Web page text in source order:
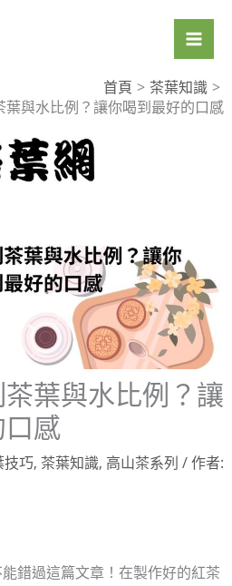
首頁
茶葉知識
葉與水比例？讓你喝到最好的口感
葉與水比例？讓
感
技巧, 茶葉知識, 高山茶系列 / 作者:
錯過這篇文章！在製作好的紅茶